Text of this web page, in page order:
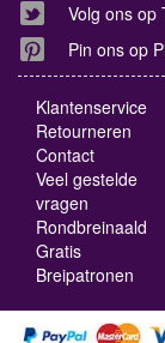
Volg ons op
Pin ons op
Klantenservice
Retourneren
Contact
Veel gestelde
vragen
Rondbreinaald
Gratis
Breipatronen